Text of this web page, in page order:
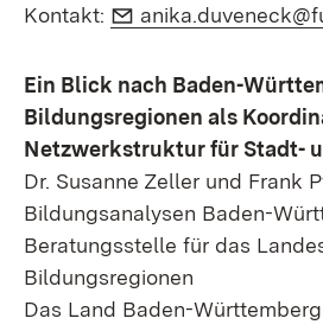
Kontakt:
E-Mail:
Ein Blick nach Baden-
Bildungsregionen als
Netzwerkstruktur für Stadt-
Dr. Susanne Zeller und Frank
Bildungsanalysen Baden-
Beratungsstelle für das
Bildungsregionen
Das Land Baden-